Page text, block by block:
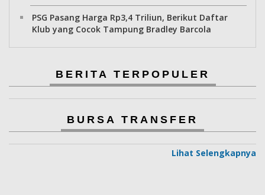
PSG Pasang Harga Rp3,4 Triliun, Berikut Daftar
Klub yang Cocok Tampung Bradley Barcola
BERITA TERPOPULER
BURSA TRANSFER
Lihat Selengkapnya